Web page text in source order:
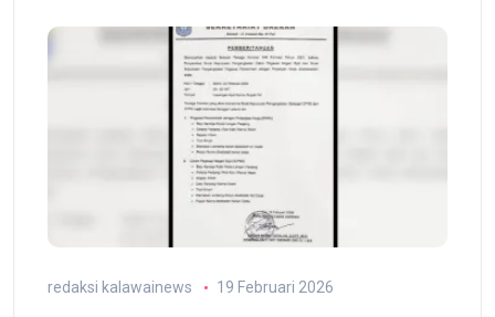
redaksi kalawainews 19 Februari 2026